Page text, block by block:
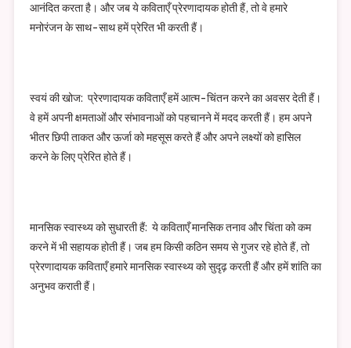
आनंदित करता है। और जब ये कविताएँ प्रेरणादायक होती हैं, तो वे हमारे
मनोरंजन के साथ-साथ हमें प्रेरित भी करती हैं।
स्वयं की खोज: प्रेरणादायक कविताएँ हमें आत्म-चिंतन करने का अवसर देती हैं।
वे हमें अपनी क्षमताओं और संभावनाओं को पहचानने में मदद करती हैं। हम अपने
भीतर छिपी ताकत और ऊर्जा को महसूस करते हैं और अपने लक्ष्यों को हासिल
करने के लिए प्रेरित होते हैं।
मानसिक स्वास्थ्य को सुधारती हैं: ये कविताएँ मानसिक तनाव और चिंता को कम
करने में भी सहायक होती हैं। जब हम किसी कठिन समय से गुजर रहे होते हैं, तो
प्रेरणादायक कविताएँ हमारे मानसिक स्वास्थ्य को सुदृढ़ करती हैं और हमें शांति का
अनुभव कराती हैं।